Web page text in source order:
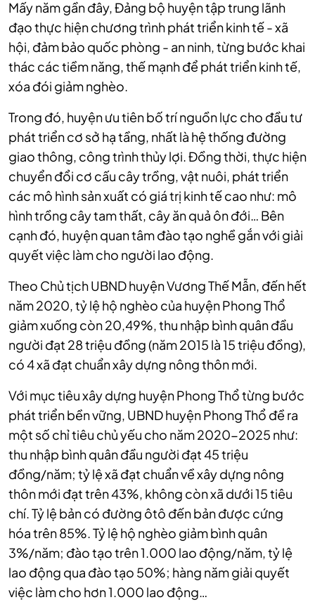
Mấy năm gần đây, Đảng bộ huyện tập trung lãnh
đạo thực hiện chương trình phát triển kinh tế - xã
hội, đảm bảo quốc phòng - an ninh, từng bước khai
thác các tiềm năng, thế mạnh để phát triển kinh tế,
xóa đói giảm nghèo.
Trong đó, huyện ưu tiên bố trí nguồn lực cho đầu tư
phát triển cơ sở hạ tầng, nhất là hệ thống đường
giao thông, công trình thủy lợi. Đồng thời, thực hiện
chuyển đổi cơ cấu cây trồng, vật nuôi, phát triển
các mô hình sản xuất có giá trị kinh tế cao như: mô
hình trồng cây tam thất, cây ăn quả ôn đới… Bên
cạnh đó, huyện quan tâm đào tạo nghề gắn với giải
quyết việc làm cho người lao động.
Theo Chủ tịch UBND huyện Vương Thế Mẫn, đến hết
năm 2020, tỷ lệ hộ nghèo của huyện Phong Thổ
giảm xuống còn 20,49%, thu nhập bình quân đầu
người đạt 28 triệu đồng (năm 2015 là 15 triệu đồng),
có 4 xã đạt chuẩn xây dựng nông thôn mới.
Với mục tiêu xây dựng huyện Phong Thổ từng bước
phát triển bền vững, UBND huyện Phong Thổ đề ra
một số chỉ tiêu chủ yếu cho năm 2020-2025 như:
thu nhập bình quân đầu người đạt 45 triệu
đồng/năm; tỷ lệ xã đạt chuẩn về xây dựng nông
thôn mới đạt trên 43%, không còn xã dưới 15 tiêu
chí. Tỷ lệ bản có đường ôtô đến bản được cứng
hóa trên 85%. Tỷ lệ hộ nghèo giảm bình quân
3%/năm; đào tạo trên 1.000 lao động/năm, tỷ lệ
lao động qua đào tạo 50%; hàng năm giải quyết
việc làm cho hơn 1.000 lao động…